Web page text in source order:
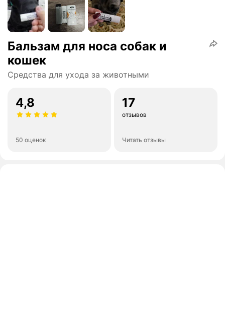
Бальзам для носа собак и
кошек
Средства для ухода за животными
4,8
50 оценок
17
отзывов
Читать отзывы